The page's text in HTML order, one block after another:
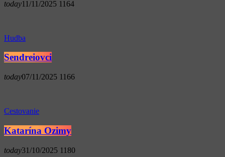
today11/11/2025 1164
Hudba
Sendreiovci
today07/11/2025 1166
Cestovanie
Katarína Ozimy
today31/10/2025 1180